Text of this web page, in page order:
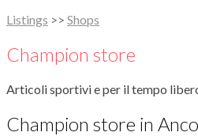
Listings >> Shops
Champion store
Articoli sportivi e per il tempo
Champion store in